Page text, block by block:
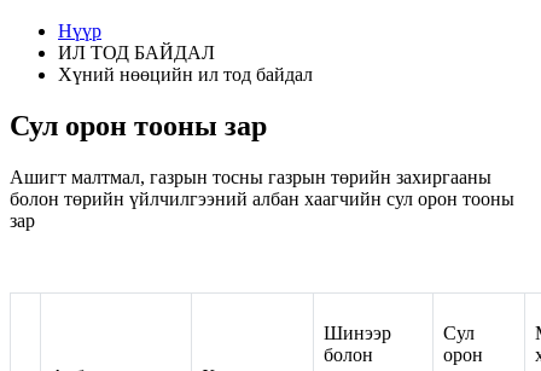
Нүүр
ИЛ ТОД БАЙДАЛ
Хүний нөөцийн ил тод байдал
Сул орон тооны зар
Ашигт малтмал, газрын тосны газрын төрийн захиргааны
болон төрийн үйлчилгээний албан хаагчийн сул орон тооны
зар
Шинээр
болон
Сул
орон